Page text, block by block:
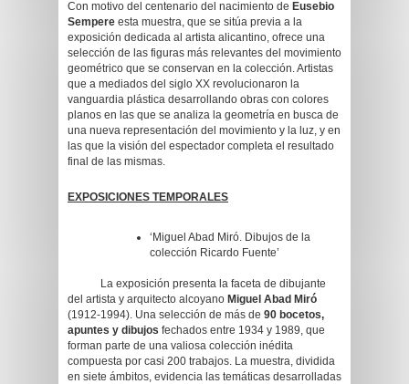
Con motivo del centenario del nacimiento de Eusebio
Sempere esta muestra, que se sitúa previa a la
exposición dedicada al artista alicantino, ofrece una
selección de las figuras más relevantes del movimiento
geométrico que se conservan en la colección. Artistas
que a mediados del siglo XX revolucionaron la
vanguardia plástica desarrollando obras con colores
planos en las que se analiza la geometría en busca de
una nueva representación del movimiento y la luz, y en
las que la visión del espectador completa el resultado
final de las mismas.
EXPOSICIONES TEMPORALES
‘Miguel Abad Miró. Dibujos de la
colección Ricardo Fuente’
La exposición presenta la faceta de dibujante
del artista y arquitecto alcoyano Miguel Abad Miró
(1912-1994). Una selección de más de 90 bocetos,
apuntes y dibujos fechados entre 1934 y 1989, que
forman parte de una valiosa colección inédita
compuesta por casi 200 trabajos. La muestra, dividida
en siete ámbitos, evidencia las temáticas desarrolladas